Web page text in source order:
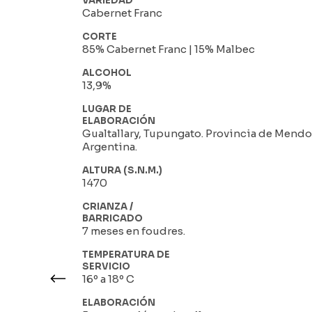
Cabernet Franc
CORTE
85% Cabernet Franc | 15% Malbec
ALCOHOL
13,9%
LUGAR DE
ELABORACIÓN
Gualtallary, Tupungato. Provincia de
Argentina.
ALTURA (S.N.M.)
1470
CRIANZA /
BARRICADO
7 meses en foudres.
TEMPERATURA DE
SERVICIO
16º a 18º C
ELABORACIÓN